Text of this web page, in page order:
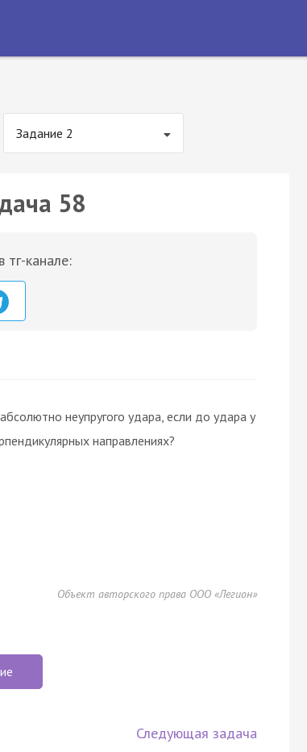
Задание 2
58
тг-канале:
неупругого удара, если до удара у
направлениях?
Объект авторского права ООО «Легион»
Следующая задача